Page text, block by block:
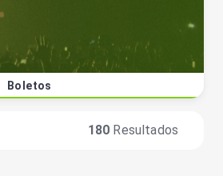
Boletos
180 Resultados